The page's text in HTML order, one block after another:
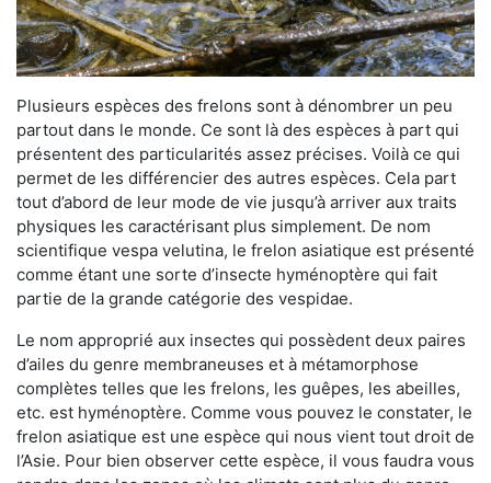
Plusieurs espèces des frelons sont à dénombrer un peu
partout dans le monde. Ce sont là des espèces à part qui
présentent des particularités assez précises. Voilà ce qui
permet de les différencier des autres espèces. Cela part
tout d’abord de leur mode de vie jusqu’à arriver aux traits
physiques les caractérisant plus simplement. De nom
scientifique vespa velutina, le frelon asiatique est présenté
comme étant une sorte d’insecte hyménoptère qui fait
partie de la grande catégorie des vespidae.
Le nom approprié aux insectes qui possèdent deux paires
d’ailes du genre membraneuses et à métamorphose
complètes telles que les frelons, les guêpes, les abeilles,
etc. est hyménoptère. Comme vous pouvez le constater, le
frelon asiatique est une espèce qui nous vient tout droit de
l’Asie. Pour bien observer cette espèce, il vous faudra vous